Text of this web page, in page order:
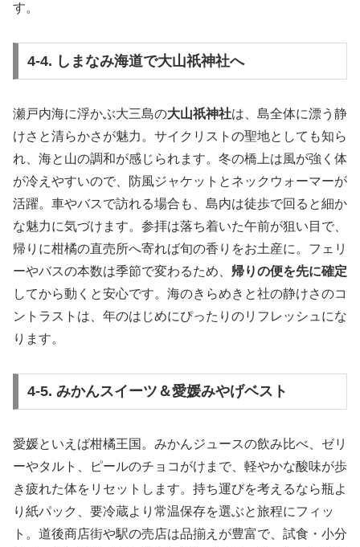
す。
4-4. しまなみ海道で大山祇神社へ
瀬戸内海に浮かぶ大三島の大山祇神社は、島全体に漂う静
けさと清らかさが魅力。サイクリストの聖地としても知ら
れ、海と山の調和が感じられます。冬の橋上は風が強く体
が冷えやすいので、防風ジャケットとネックウォーマーが
活躍。車やバスで訪れる場合も、島内は徒歩で回ると細か
な魅力に気づけます。参拝は落ち着いた午前が狙い目で、
帰りに柑橘の直売所へ寄れば旬の香りをお土産に。フェリ
ーやバスの本数は季節で変わるため、 帰りの便を先に確定
してから動くと安心です。海のきらめきと社の静けさのコ
ントラストは、年のはじめにぴったりのリフレッシュにな
ります。
4-5. みかんスイーツ＆愛媛みやげベスト
愛媛といえば柑橘王国。みかんジュースの飲み比べ、ゼリ
ーやタルト、ピールのチョコがけまで、軽やかな酸味が歩
き疲れた体をリセットします。持ち運びを考えるなら瓶よ
り紙パック、要冷蔵より常温保存を選ぶと旅程にフィッ
ト。道後商店街や駅の売店は品揃えが豊富で、試食・小分